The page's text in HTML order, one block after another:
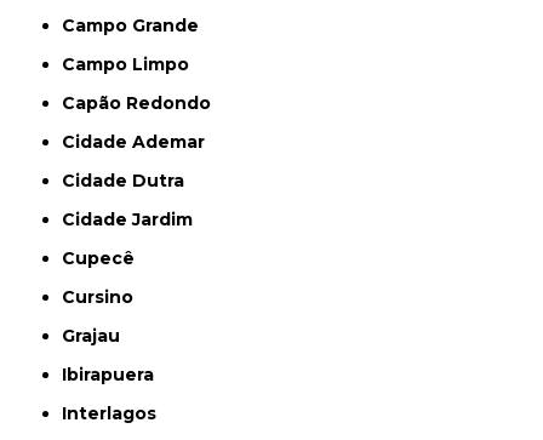
Campo Grande
Campo Limpo
Capão Redondo
Cidade Ademar
Cidade Dutra
Cidade Jardim
Cupecê
Cursino
Grajau
Ibirapuera
Interlagos